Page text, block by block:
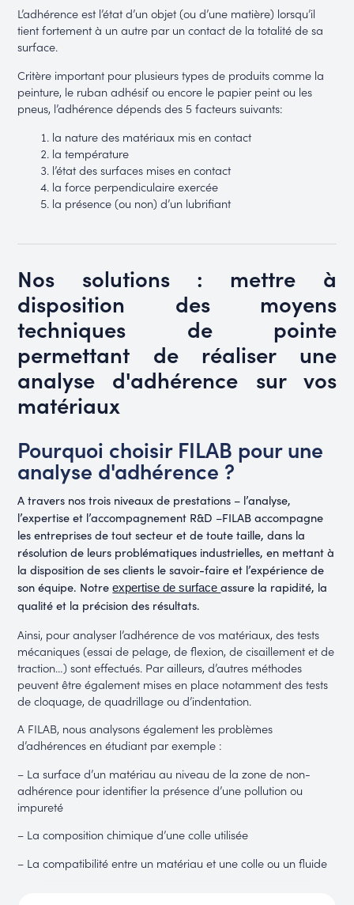
L’adhérence est l’état d’un objet (ou d’une matière) lorsqu’il
tient fortement à un autre par un contact de la totalité de sa
surface.
Critère important pour plusieurs types de produits comme la
peinture, le ruban adhésif ou encore le papier peint ou les
pneus, l’adhérence dépends des 5 facteurs suivants:
la nature des matériaux mis en contact
la température
l’état des surfaces mises en contact
la force perpendiculaire exercée
la présence (ou non) d’un lubrifiant
Nos solutions : mettre à
disposition des moyens
techniques de pointe
permettant de réaliser une
analyse d'adhérence sur vos
matériaux
Pourquoi choisir FILAB pour une
analyse d'adhérence ?
A travers nos trois niveaux de prestations – l’analyse,
l’expertise et l’accompagnement R&D –FILAB accompagne
les entreprises de tout secteur et de toute taille, dans la
résolution de leurs problématiques industrielles, en mettant à
la disposition de ses clients le savoir-faire et l’expérience de
son équipe. Notreexpertise de surfaceassure la rapidité, la
qualité et la précision des résultats.
Ainsi, pour analyser l’adhérence de vos matériaux, des tests
mécaniques (essai de pelage, de flexion, de cisaillement et de
traction…) sont effectués. Par ailleurs, d’autres méthodes
peuvent être également mises en place notamment des tests
de cloquage, de quadrillage ou d’indentation.
A FILAB, nous analysons également les problèmes
d’adhérences en étudiant par exemple :
– La surface d’un matériau au niveau de la zone de non-
adhérence pour identifier la présence d’une pollution ou
impureté
– La composition chimique d’une colle utilisée
– La compatibilité entre un matériau et une colle ou un fluide